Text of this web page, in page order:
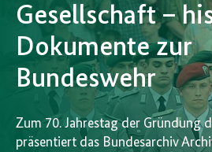
Gesellschaft –
Dokumente zur
Bundeswehr
Zum 70. Jahrestag der Gründung
präsentiert das Bundesarchiv